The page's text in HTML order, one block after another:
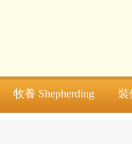
牧養 Shepherding 裝